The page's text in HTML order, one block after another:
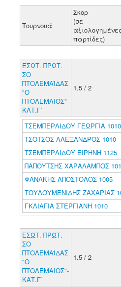
Τουρνουά
Σκορ
(σε
αξιολογημένες
παρτίδες)
ΕΣΩΤ. ΠΡΩΤ.
ΣΟ
ΠΤΟΛΕΜΑΪΔΑΣ
"Ο
ΠΤΟΛΕΜΑΙΟΣ"-
ΚΑΤ.Γ΄
1.5 / 2
ΤΣΕΜΠΕΡΛΙΔΟΥ ΓΕΩΡΓΙΑ 1010
ΤΣΟΤΣΟΣ ΑΛΕΞΑΝΔΡΟΣ 1010
ΤΣΕΜΠΕΡΛΙΔΟΥ ΕΙΡΗΝΗ 1125
ΠΑΠΟΥΤΣΗΣ ΧΑΡΑΛΑΜΠΟΣ
ΦΑΝΑΚΗΣ ΑΠΟΣΤΟΛΟΣ 1005
ΤΟΥΛΟΥΜΕΝΙΔΗΣ ΖΑΧΑΡΙΑΣ
ΓΚΛΙΑΓΙΑ ΣΤΕΡΓΙΑΝΗ 1010
ΕΣΩΤ. ΠΡΩΤ.
ΣΟ
ΠΤΟΛΕΜΑΪΔΑΣ
"Ο
ΠΤΟΛΕΜΑΙΟΣ"-
ΚΑΤ.Γ΄
1.5 / 2